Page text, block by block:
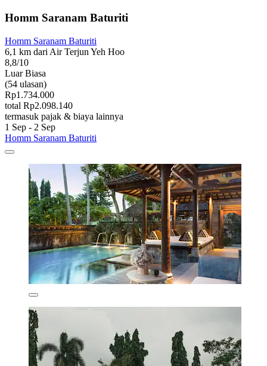
Homm Saranam Baturiti
Homm Saranam Baturiti
6,1 km dari Air Terjun Yeh Hoo
8,8/10
Luar Biasa
(54 ulasan)
Rp1.734.000
total Rp2.098.140
termasuk pajak & biaya lainnya
1 Sep - 2 Sep
Homm Saranam Baturiti